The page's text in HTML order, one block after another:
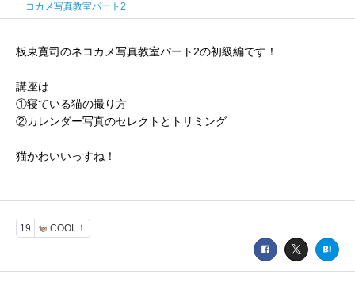
コカメ写真教室パート2
板東寛司のネコカメ写真教室パート2の初級編です！
講座は
①寝ている猫の撮り方
②カレンダー写真のセレクトとトリミング
猫かわいいっすね！
19 COOL！